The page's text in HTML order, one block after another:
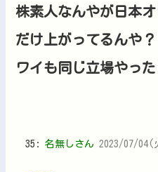
株素人なんやが日本
だけ上がってるんや？
ワイも同じ立場やっ
35: 名無しさん 2023/07/